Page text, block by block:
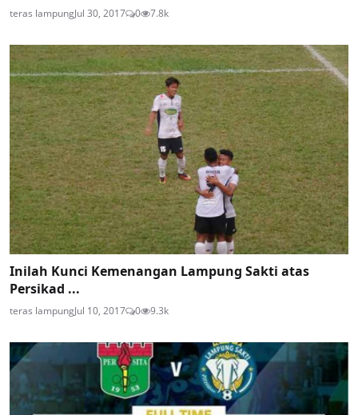
teras lampungJul 30, 2017 0 7.8k
Inilah Kunci Kemenangan Lampung Sakti atas
Persikad ...
teras lampungJul 10, 2017 0 9.3k